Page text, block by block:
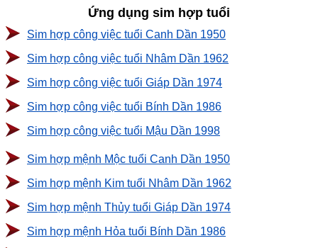
Ứng dụng sim hợp tuổi
Sim hợp công việc tuổi Canh Dần 1950
Sim hợp công việc tuổi Nhâm Dần 1962
Sim hợp công việc tuổi Giáp Dần 1974
Sim hợp công việc tuổi Bính Dần 1986
Sim hợp công việc tuổi Mậu Dần 1998
Sim hợp mệnh Mộc tuổi Canh Dần 1950
Sim hợp mệnh Kim tuổi Nhâm Dần 1962
Sim hợp mệnh Thủy tuổi Giáp Dần 1974
Sim hợp mệnh Hỏa tuổi Bính Dần 1986